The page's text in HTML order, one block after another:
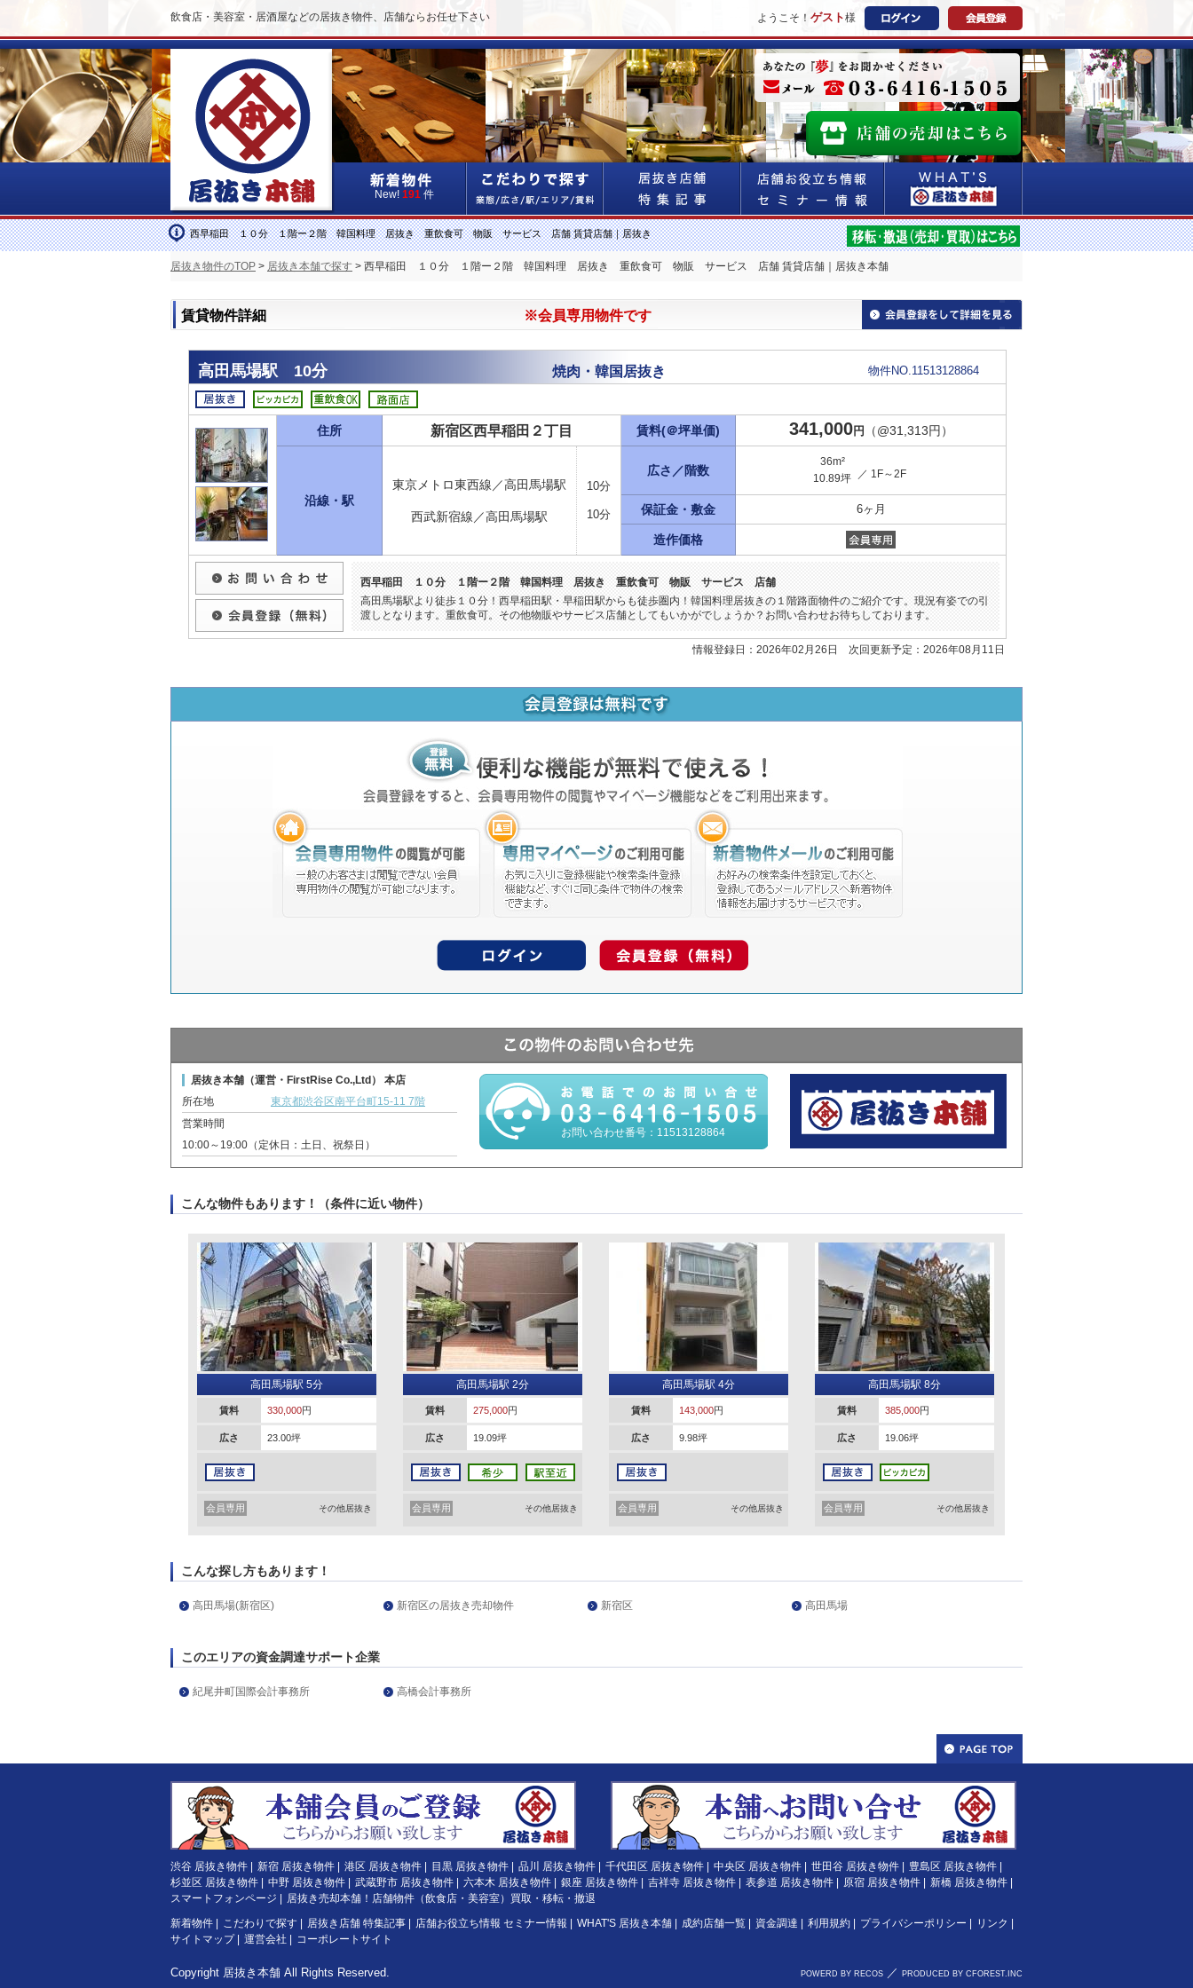
飲食店・美容室・居酒屋などの居抜き物件、店舗ならお任せ下さい ようこそ！ ゲスト様
New! 191 件
西早稲田 １０分 １階ー２階 韓国料理 居抜き 重飲食可 物販 サービス 店舗 賃貸店舗｜居抜き
居抜き物件のTOP > 居抜き本舗で探す > 西早稲田 １０分 １階ー２階 韓国料理 居抜き 重飲食可 物販 サービス 店舗 賃貸店舗｜居抜き本舗
賃貸物件詳細 ※会員専用物件です
高田馬場駅 10分 焼肉・韓国居抜き 物件NO.11513128864
住所 新宿区西早稲田２丁目 賃料(＠坪単価) 341,000円 （@31,313円）
沿線・駅
東京メトロ東西線／高田馬場駅
西武新宿線／高田馬場駅
10分
10分
広さ／階数
36m²
10.89坪
／ 1F～2F
保証金・敷金 6ヶ月
造作価格
西早稲田 １０分 １階ー２階 韓国料理 居抜き 重飲食可 物販 サービス 店舗
高田馬場駅より徒歩１０分！西早稲田駅・早稲田駅からも徒歩圏内！韓国料理居抜きの１階路面物件のご紹介です。現況有姿での引
渡しとなります。重飲食可。その他物販やサービス店舗としてもいかがでしょうか？お問い合わせお待ちしております。
情報登録日：2026年02月26日 次回更新予定：2026年08月11日
居抜き本舗（運営・FirstRise Co.,Ltd） 本店
所在地
東京都渋谷区南平台町15-11 7階
営業時間
10:00～19:00（定休日：土日、祝祭日）
お問い合わせ番号：11513128864
こんな物件もあります！（条件に近い物件）
高田馬場駅 5分
賃料 330,000円
広さ 23.00坪
会員専用 その他居抜き
高田馬場駅 2分
賃料 275,000円
広さ 19.09坪
会員専用 その他居抜き
高田馬場駅 4分
賃料 143,000円
広さ 9.98坪
会員専用 その他居抜き
高田馬場駅 8分
賃料 385,000円
広さ 19.06坪
会員専用 その他居抜き
こんな探し方もあります！
高田馬場(新宿区) 新宿区の居抜き売却物件 新宿区 高田馬場
このエリアの資金調達サポート企業
紀尾井町国際会計事務所 高橋会計事務所
渋谷 居抜き物件 新宿 居抜き物件 港区 居抜き物件 目黒 居抜き物件 品川 居抜き物件 千代田区 居抜き物件 中央区 居抜き物件 世田谷 居抜き物件 豊島区 居抜き物件
杉並区 居抜き物件
中野 居抜き物件 武蔵野市 居抜き物件 六本木 居抜き物件 銀座 居抜き物件 吉祥寺 居抜き物件 表参道 居抜き物件 原宿 居抜き物件 新橋 居抜き物件
スマートフォンページ
居抜き売却本舗！店舗物件（飲食店・美容室）買取・移転・撤退
新着物件
こだわりで探す 居抜き店舗 特集記事 店舗お役立ち情報 セミナー情報 WHAT'S 居抜き本舗 成約店舗一覧 資金調達 利用規約 プライバシーポリシー リンク
サイトマップ| 運営会社 コーポレートサイト
Copyright 居抜き本舗 All Rights Reserved. POWERD BY RECOS ／ PRODUCED BY CFOREST.INC